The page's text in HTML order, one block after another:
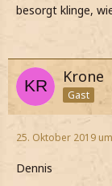
besorgt klinge,
Krone
Gast
25. Oktober 2019
Dennis